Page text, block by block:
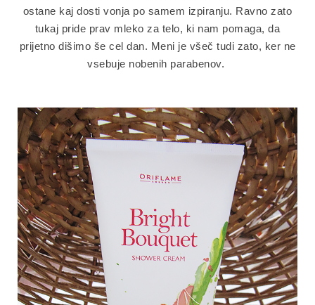
ostane kaj dosti vonja po samem izpiranju. Ravno zato
tukaj pride prav mleko za telo, ki nam pomaga, da
prijetno dišimo še cel dan. Meni je všeč tudi zato, ker ne
vsebuje nobenih parabenov.